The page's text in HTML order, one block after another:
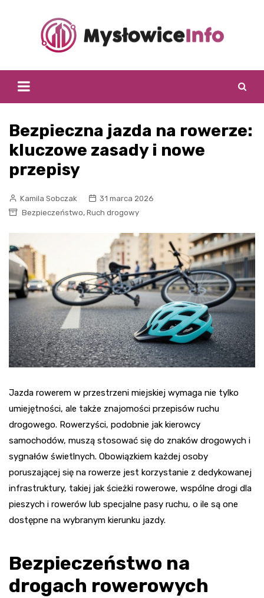
Bezpieczna jazda na rowerze:
kluczowe zasady i nowe
przepisy
Kamila Sobczak
31 marca 2026
Bezpieczeństwo, Ruch drogowy
Jazda rowerem w przestrzeni miejskiej wymaga nie tylko
umiejętności, ale także znajomości przepisów ruchu
drogowego. Rowerzyści, podobnie jak kierowcy
samochodów, muszą stosować się do znaków drogowych i
sygnałów świetlnych. Obowiązkiem każdej osoby
poruszającej się na rowerze jest korzystanie z dedykowanej
infrastruktury, takiej jak ścieżki rowerowe, wspólne drogi dla
pieszych i rowerów lub specjalne pasy ruchu, o ile są one
dostępne na wybranym kierunku jazdy.
Bezpieczeństwo na
drogach rowerowych